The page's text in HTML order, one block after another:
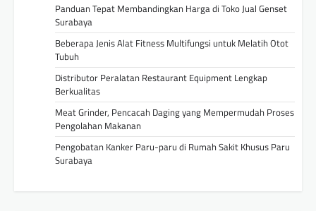
Panduan Tepat Membandingkan Harga di Toko Jual Genset
Surabaya
Beberapa Jenis Alat Fitness Multifungsi untuk Melatih Otot
Tubuh
Distributor Peralatan Restaurant Equipment Lengkap
Berkualitas
Meat Grinder, Pencacah Daging yang Mempermudah Proses
Pengolahan Makanan
Pengobatan Kanker Paru-paru di Rumah Sakit Khusus Paru
Surabaya